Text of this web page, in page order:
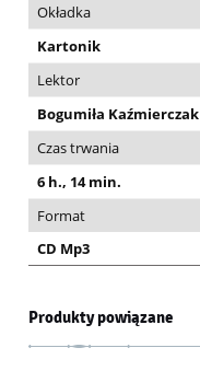
Okładka
Kartonik
Lektor
Bogumiła Kaźmierczak
Czas trwania
6 h., 14 min.
Format
CD Mp3
Produkty powiązane